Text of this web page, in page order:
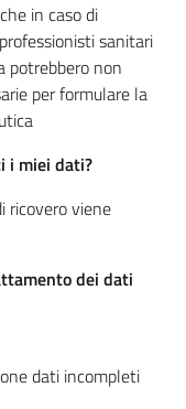
in caso di
sanitari
potrebbero non
per formulare la
i miei dati?
ricovero viene
dei dati
dati incompleti